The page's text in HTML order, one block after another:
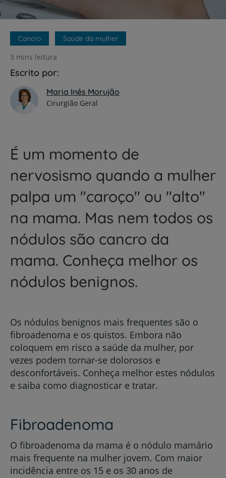
Cancro Saúde da mulher
3 mins leitura
Escrito por:
Maria Inês Morujão
Cirurgião Geral
É um momento de
nervosismo quando a mulher
palpa um "caroço" ou "alto"
na mama. Mas nem todos os
nódulos são cancro da
mama. Conheça melhor os
nódulos benignos.
Os nódulos benignos mais frequentes são o
fibroadenoma e os quistos. Embora não
coloquem em risco a saúde da mulher, por
vezes podem tornar-se dolorosos e
desconfortáveis. Conheça melhor estes nódulos
e saiba como diagnosticar e tratar.
Fibroadenoma
O fibroadenoma da mama é o nódulo mamário
mais frequente na mulher jovem. Com maior
incidência entre os 15 e os 30 anos de